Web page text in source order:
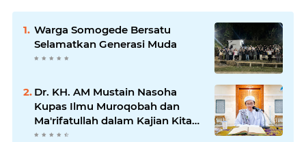
Warga Somogede Bersatu
Selamatkan Generasi Muda
Dr. KH. AM Mustain Nasoha
Kupas Ilmu Muroqobah dan
Ma'rifatullah dalam Kajian Kitab
Ihya' Ulumuddin